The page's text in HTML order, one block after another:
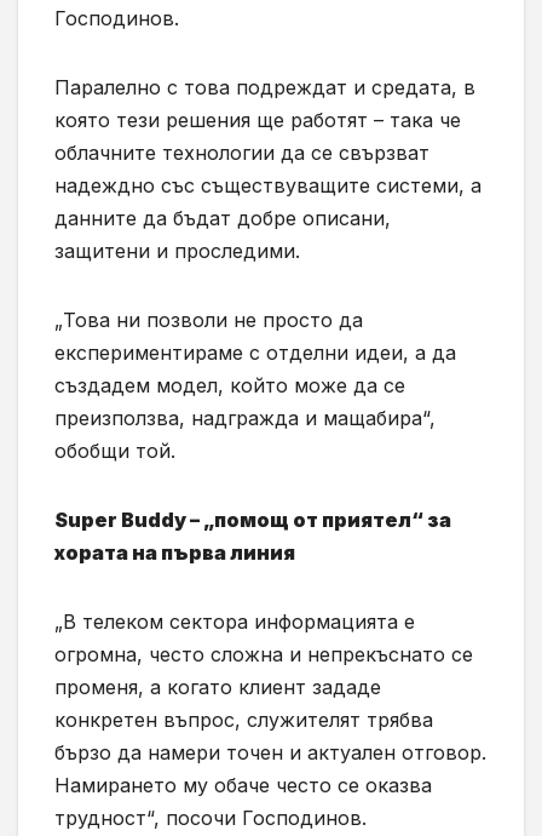
Господинов.
Паралелно с това подреждат и средата, в
която тези решения ще работят – така че
облачните технологии да се свързват
надеждно със съществуващите системи, а
данните да бъдат добре описани,
защитени и проследими.
„Това ни позволи не просто да
експериментираме с отделни идеи, а да
създадем модел, който може да се
преизползва, надгражда и мащабира“,
обобщи той.
Super Buddy – „помощ от приятел“ за
хората на първа линия
„В телеком сектора информацията е
огромна, често сложна и непрекъснато се
променя, а когато клиент зададе
конкретен въпрос, служителят трябва
бързо да намери точен и актуален отговор.
Намирането му обаче често се оказва
трудност“, посочи Господинов.